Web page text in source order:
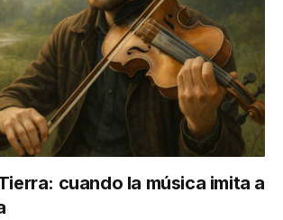
cuando la música imita a